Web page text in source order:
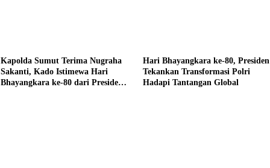
Kapolda Sumut Terima Nugraha
Sakanti, Kado Istimewa Hari
Bhayangkara ke-80 dari Presiden
Hari Bhayangkara ke-80, Presiden
Tekankan Transformasi Polri
Hadapi Tantangan Global